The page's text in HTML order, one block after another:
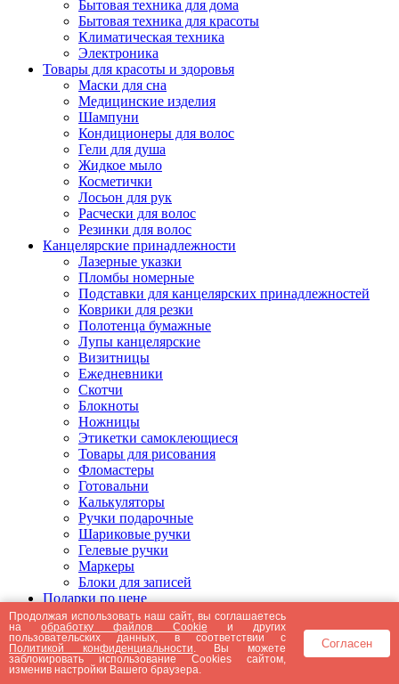
Бытовая техника для дома
Бытовая техника для красоты
Климатическая техника
Электроника
Товары для красоты и здоровья
Маски для сна
Медицинские изделия
Шампуни
Кондиционеры для волос
Гели для душа
Жидкое мыло
Косметички
Лосьон для рук
Расчески для волос
Резинки для волос
Канцелярские принадлежности
Лазерные указки
Пломбы номерные
Подставки для канцелярских принадлежностей
Коврики для резки
Полотенца бумажные
Лупы канцелярские
Визитницы
Ежедневники
Скотчи
Блокноты
Ножницы
Этикетки самоклеющиеся
Товары для рисования
Фломастеры
Готовальни
Калькуляторы
Ручки подарочные
Шариковые ручки
Гелевые ручки
Маркеры
Блоки для записей
Подарки по цене
Подарки от 5000 рублей
Подарки до 5000 рублей
Подарки до 3000 рублей
Подарки до 2000 рублей
Подарки до 1000 рублей
Продолжая использовать наш сайт, вы соглашаетесь
наобработку файлов Cookie и других
пользовательских данных, в соответствии с
Политикой конфиденциальности . Вы можете
заблокировать использование Cookies сайтом,
изменив настройки Вашего браузера.
Согласен